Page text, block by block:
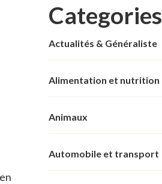
Categories
Actualités & Généraliste
Alimentation et nutrition
Animaux
Automobile et transport